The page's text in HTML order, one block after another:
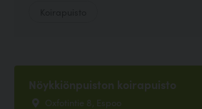
Nöykkiönpuiston koirapuisto
Oxfotintie 8, Espoo